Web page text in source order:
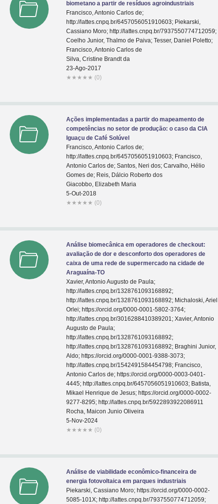
biometano a partir de resíduos agroindustriais
Francisco, Antonio Carlos de;
http://lattes.cnpq.br/6457056051910603; Piekarski,
Cassiano Moro; http://lattes.cnpq.br/7937550774712059;
Coelho Junior, Thalmo de Paiva; Tesser, Daniel Poletto;
Francisco, Antonio Carlos de
Silva, Cristine Brandt da
23-Ago-2017
★ ★ ★ ★ ★ (0)
Ações implementadas a partir do mapeamento de
competências no setor de produção: o caso da CIA
Iguaçu de Café Solúvel
Francisco, Antonio Carlos de;
http://lattes.cnpq.br/6457056051910603; Francisco,
Antonio Carlos de; Santos, Neri dos; Carvalho, Hélio
Gomes de; Reis, Dálcio Roberto dos
Giacobbo, Elizabeth Maria
5-Out-2018
★ ★ ★ ★ ★ (0)
Análise biomecânica em operadores de checkout:
avaliação de dor e desconforto dos operadores de
caixa de uma rede de supermercado na cidade de
Araguaína-TO
Xavier, Antonio Augusto de Paula;
http://lattes.cnpq.br/1328761093168892;
http://lattes.cnpq.br/1328761093168892; Michaloski, Ariel
Orlei; https://orcid.org/0000-0001-5802-3764;
http://lattes.cnpq.br/3016288410389201; Xavier, Antonio
Augusto de Paula;
http://lattes.cnpq.br/1328761093168892;
http://lattes.cnpq.br/1328761093168892; Braghini Junior,
Aldo; https://orcid.org/0000-0001-9388-3073;
http://lattes.cnpq.br/1542491584454798; Francisco,
Antonio Carlos de; https://orcid.org/0000-0003-0401-
4445; http://lattes.cnpq.br/6457056051910603; Batista,
Mikael Henrique de Jesus; https://orcid.org/0000-0002-
9277-8295; http://lattes.cnpq.br/5922893922086911
Rocha, Maicon Junio Oliveira
5-Nov-2024
★ ★ ★ ★ ★ (0)
Análise de viabilidade econômico-financeira de
energia fotovoltaica em parques industriais
Piekarski, Cassiano Moro; https://orcid.org/0000-0002-
5085-101X; http://lattes.cnpq.br/7937550774712059;